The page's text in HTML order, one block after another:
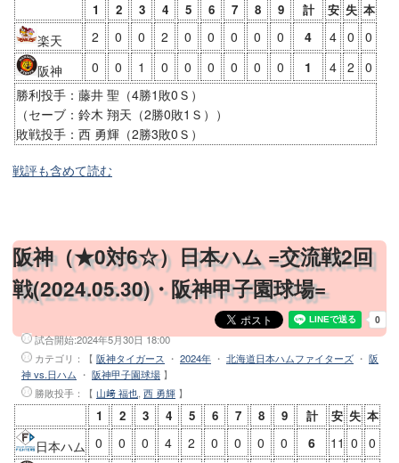
1 2 3 4 5 6 7 8 9 計 安 失 本
楽天 2 0 0 2 0 0 0 0 0 4 4 0
0
阪神
0 0 1 0 0 0 0 0 0 1 4 2
0
勝利投手：藤井 聖（4勝1敗0Ｓ）
（セーブ：鈴木 翔天（2勝0敗1Ｓ））
敗戦投手：西 勇輝（2勝3敗0Ｓ）
戦評も含めて読む
阪神（★0対6☆）日本ハム =交流戦2回
戦(2024.05.30)・阪神甲子園球場=
試合開始:2024年5月30日 18:00
カテゴリ：【 阪神タイガース ・ 2024年 ・ 北海道日本ハムファイターズ ・ 阪
神 vs.日ハム ・ 阪神甲子園球場 】
勝敗投手 ：【 山﨑 福也, 西 勇輝 】
1 2 3 4 5 6 7 8 9 計 安 失 本
日本ハム 0 0 0 4 2 0 0 0 0 6 11 0
0